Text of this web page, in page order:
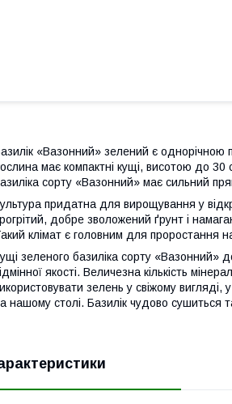
«Вазонний» зелений є
має компактні кущі, висотою до 30
сорту «Вазонний» має сильний
придатна для вирощування у
добре зволожений ґрунт і
клімат є головним для проростання
зеленого базиліка сорту «Вазонний»
якості. Величезна кількість
зелень у свіжому
нашому столі. Базилік чудово сушиться